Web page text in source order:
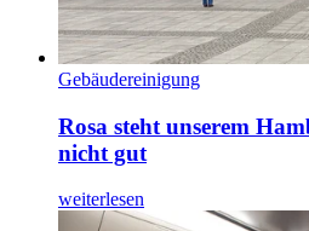
Gebäudereinigung
Rosa steht unserem
nicht gut
weiterlesen